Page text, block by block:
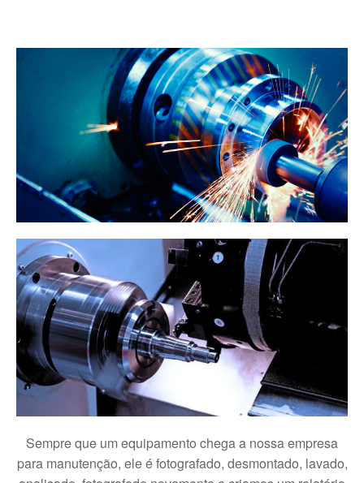
Sempre que um equipamento chega a nossa empresa
para manutenção, ele é fotografado, desmontado, lavado,